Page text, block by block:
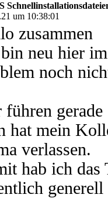
um 10:38:01
zusammen
neu hier
noch
hat mein
verlassen.
hab ich das